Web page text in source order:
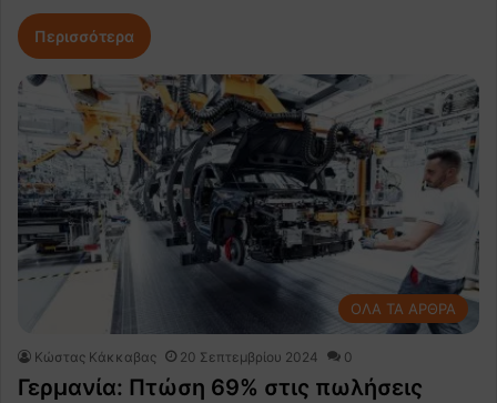
Περισσότερα
ΟΛΑ ΤΑ ΑΡΘΡΑ
Κώστας Κάκκαβας 20 Σεπτεμβρίου 2024 0
Γερμανία: Πτώση 69% στις πωλήσεις